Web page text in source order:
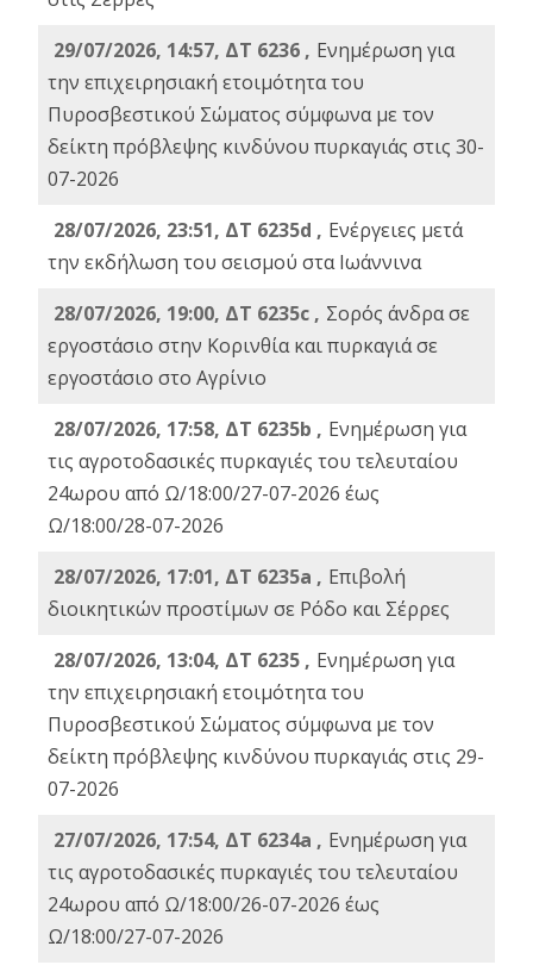
29/07/2026, 14:57, ΔΤ 6236 , Ενημέρωση για
την επιχειρησιακή ετοιμότητα του
Πυροσβεστικού Σώματος σύμφωνα με τον
δείκτη πρόβλεψης κινδύνου πυρκαγιάς στις 30-
07-2026
28/07/2026, 23:51, ΔΤ 6235d , Ενέργειες μετά
την εκδήλωση του σεισμού στα Ιωάννινα
28/07/2026, 19:00, ΔΤ 6235c , Σορός άνδρα σε
εργοστάσιο στην Κορινθία και πυρκαγιά σε
εργοστάσιο στο Αγρίνιο
28/07/2026, 17:58, ΔΤ 6235b , Ενημέρωση για
τις αγροτοδασικές πυρκαγιές του τελευταίου
24ωρου από Ω/18:00/27-07-2026 έως
Ω/18:00/28-07-2026
28/07/2026, 17:01, ΔΤ 6235a , Eπιβολή
διοικητικών προστίμων σε Ρόδο και Σέρρες
28/07/2026, 13:04, ΔΤ 6235 , Ενημέρωση για
την επιχειρησιακή ετοιμότητα του
Πυροσβεστικού Σώματος σύμφωνα με τον
δείκτη πρόβλεψης κινδύνου πυρκαγιάς στις 29-
07-2026
27/07/2026, 17:54, ΔΤ 6234a , Ενημέρωση για
τις αγροτοδασικές πυρκαγιές του τελευταίου
24ωρου από Ω/18:00/26-07-2026 έως
Ω/18:00/27-07-2026